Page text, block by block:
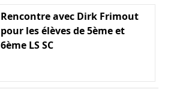
Rencontre avec Dirk Frimout
pour les élèves de 5ème et
6ème LS SC